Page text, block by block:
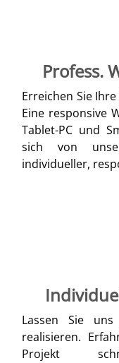
Profess.
Erreichen Sie
Eine responsive
Tablet-PC und
sich von
individueller,
Lassen Sie uns
realisieren.
Projekt